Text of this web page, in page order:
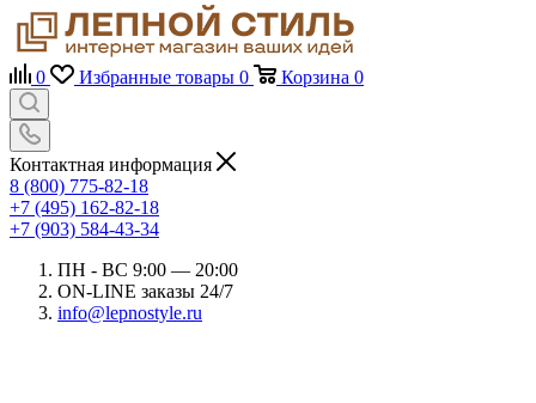
0 Избранные товары 0 Корзина 0
Контактная информация
8 (800) 775-82-18
+7 (495) 162-82-18
+7 (903) 584-43-34
ПН - ВС 9:00 — 20:00
ON-LINE заказы 24/7
info@lepnostyle.ru